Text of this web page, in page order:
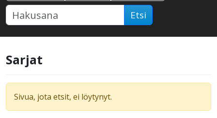
Etsi
Sarjat
Sivua, jota etsit, ei löytynyt.